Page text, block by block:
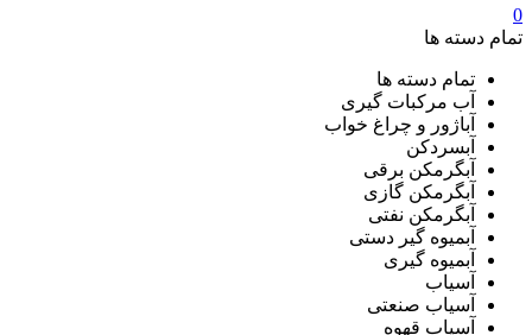
0
تمام دسته ها
تمام دسته ها
آب مرکبات گیری
آباژور و چراغ خواب
آبسردکن
آبگرمکن برقی
آبگرمکن گازی
آبگرمکن نفتی
آبمیوه گیر دستی
آبمیوه گیری
آسیاب
آسیاب صنعتی
آسیاب قهوه